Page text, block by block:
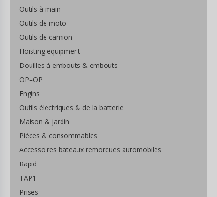
Outils à main
Outils de moto
Outils de camion
Hoisting equipment
Douilles à embouts & embouts
OP=OP
Engins
Outils électriques & de la batterie
Maison & jardin
Pièces & consommables
Accessoires bateaux remorques automobiles
Rapid
TAP1
Prises